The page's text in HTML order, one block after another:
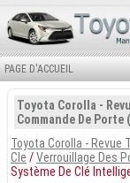
PAGE D'ACCUEIL
Toyota Corolla -
Commande De
Toyota Corolla - Revue
Cle /Verrouillage Des
Système De Clé